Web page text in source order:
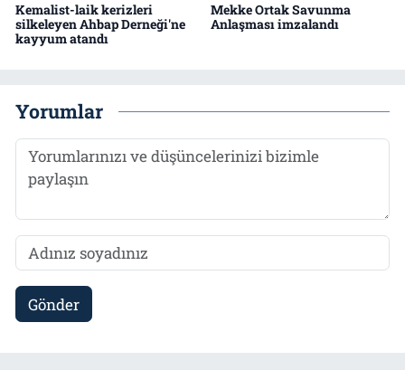
Kemalist-laik kerizleri
silkeleyen Ahbap Derneği'ne
kayyum atandı
Mekke Ortak Savunma
Anlaşması imzalandı
Yorumlar
Gönder